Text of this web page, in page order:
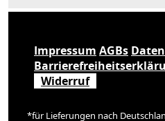
Impressum AGBs
Widerruf
*für Lieferungen nach